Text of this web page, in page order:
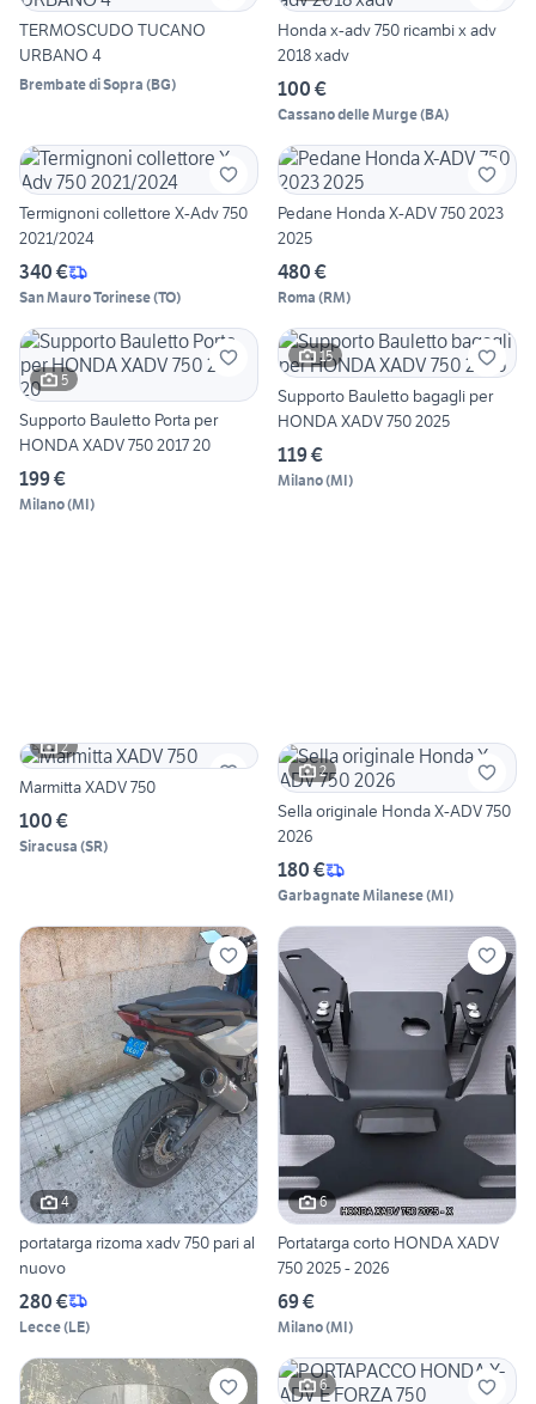
TERMOSCUDO TUCANO
URBANO 4
Brembate di Sopra (BG)
Honda x-adv 750 ricambi x adv
2018 xadv
100 €
Cassano delle Murge(BA)
Termignoni collettore X-Adv 750
2021/2024
340 €
San Mauro Torinese(TO)
Pedane Honda X-ADV 750 2023
2025
480 €
Roma (RM)
5
Supporto Bauletto Porta per
HONDA XADV 750 2017 20
199 €
Milano(MI)
15
Supporto Bauletto bagagli per
HONDA XADV 750 2025
119 €
Milano(MI)
2
Marmitta XADV 750
100 €
Siracusa (SR)
2
Sella originale Honda X-ADV 750
2026
180 €
Garbagnate Milanese(MI)
4
portatarga rizoma xadv 750 pari al
nuovo
280 €
Lecce(LE)
6
Portatarga corto HONDA XADV
750 2025 - 2026
69 €
Milano(MI)
6